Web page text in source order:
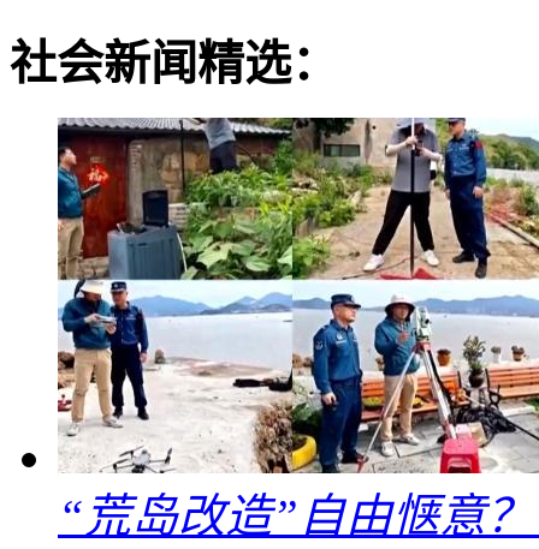
社会新闻精选：
“荒岛改造”自由惬意